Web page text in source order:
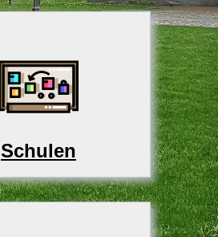
Schulen